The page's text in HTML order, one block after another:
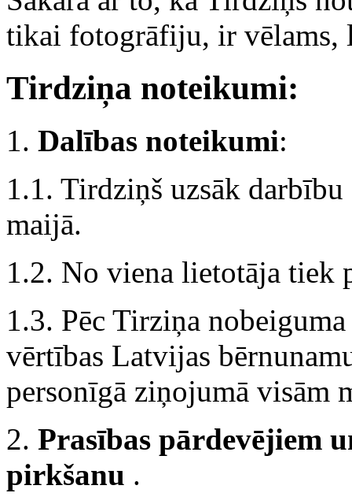
tikai fotogrāfiju, ir vēlams,
Tirdziņa noteikumi:
1. Dalības noteikumi:
1.1. Tirdziņš uzsāk
maijā.
1.2. No viena lietotāja tiek
1.3. Pēc Tirziņa
vērtības Latvijas
personīgā ziņojumā visām
2. Prasības pārdevējiem
pirkšanu .